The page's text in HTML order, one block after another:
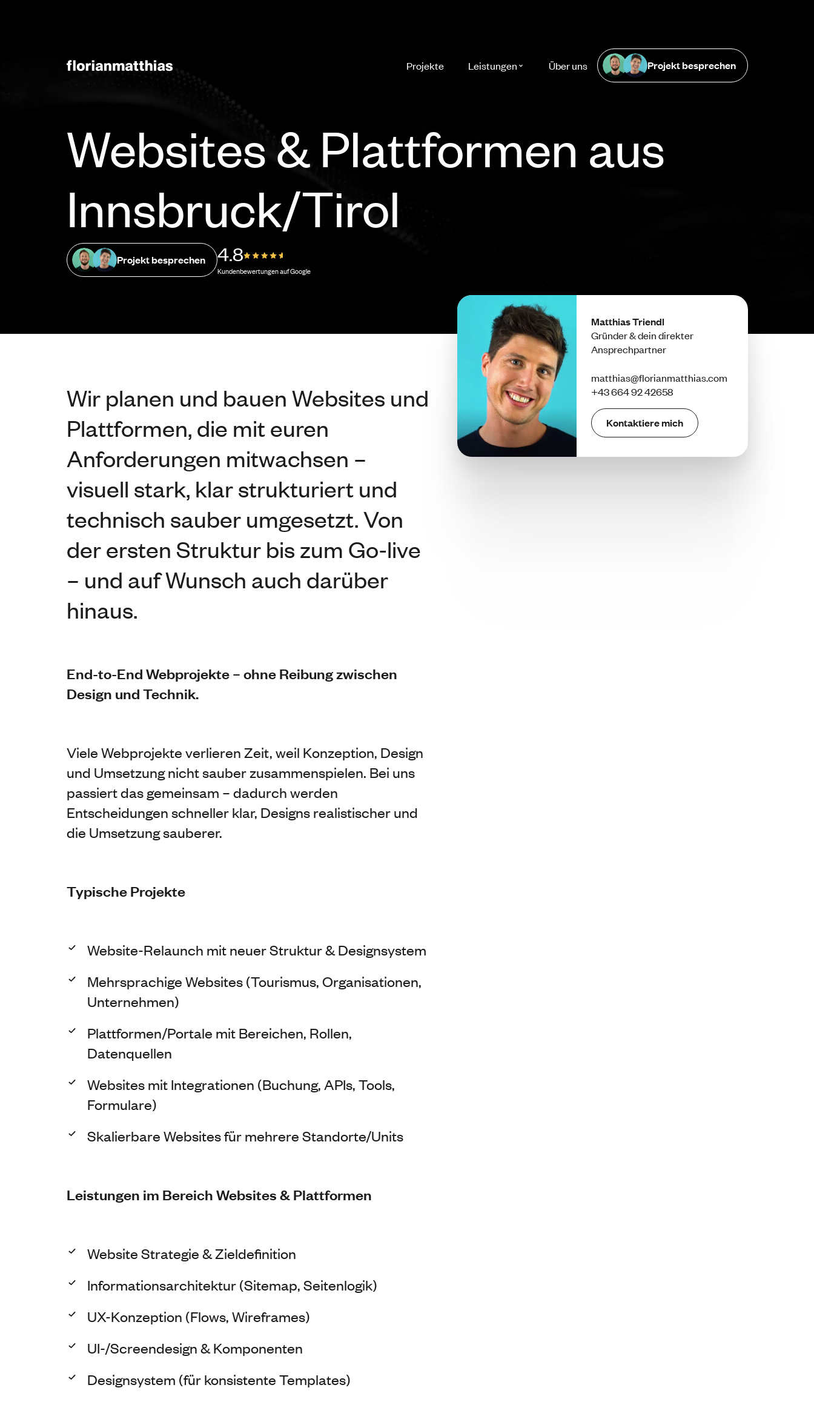
Projekte Leistungen Über uns Projekt besprechen
Websites & Plattformen aus
Innsbruck/Tirol
Projekt besprechen 4.8
Kundenbewertungen auf Google
Wir planen und bauen Websites und
Plattformen, die mit euren
Anforderungen mitwachsen –
visuell stark, klar strukturiert und
technisch sauber umgesetzt. Von
der ersten Struktur bis zum Go-live
– und auf Wunsch auch darüber
hinaus.
End-to-End Webprojekte – ohne Reibung zwischen
Design und Technik.
Viele Webprojekte verlieren Zeit, weil Konzeption, Design
und Umsetzung nicht sauber zusammenspielen. Bei uns
passiert das gemeinsam – dadurch werden
Entscheidungen schneller klar, Designs realistischer und
die Umsetzung sauberer.
Typische Projekte
Website-Relaunch mit neuer Struktur & Designsystem
Mehrsprachige Websites (Tourismus, Organisationen,
Unternehmen)
Plattformen/Portale mit Bereichen, Rollen,
Datenquellen
Websites mit Integrationen (Buchung, APIs, Tools,
Formulare)
Skalierbare Websites für mehrere Standorte/Units
Leistungen im Bereich Websites & Plattformen
Website Strategie & Zieldefinition
Informationsarchitektur (Sitemap, Seitenlogik)
UX-Konzeption (Flows, Wireframes)
UI-/Screendesign & Komponenten
Designsystem (für konsistente Templates)
Matthias Triendl
Gründer & dein direkter
Ansprechpartner
matthias@florianmatthias.com
+43 664 92 42658
Kontaktiere mich